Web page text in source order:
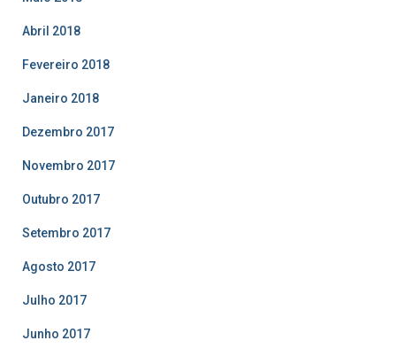
Abril 2018
Fevereiro 2018
Janeiro 2018
Dezembro 2017
Novembro 2017
Outubro 2017
Setembro 2017
Agosto 2017
Julho 2017
Junho 2017